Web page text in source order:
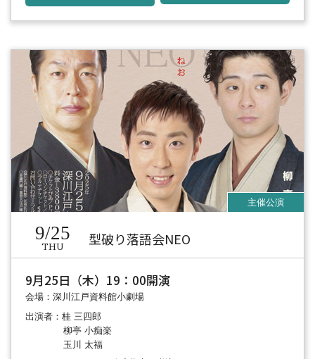
9/25
THU 型破り落語会NEO
9月25日（木）19：00開演
会場：深川江戸資料館小劇場
出演者：桂 三四郎
柳亭 小痴楽
玉川 太福